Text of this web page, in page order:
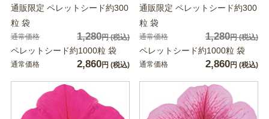
通販限定 ペレットシード約300
粒 袋
通常価格 1,280円(税込)
ペレットシード約1000粒 袋
通常価格 2,860円 (税込)
通販限定 ペレットシード約300
粒 袋
通常価格 1,280円(税込)
ペレットシード約1000粒 袋
通常価格 2,860円 (税込)